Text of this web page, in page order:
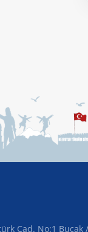
Cad. No:1 Bucak /